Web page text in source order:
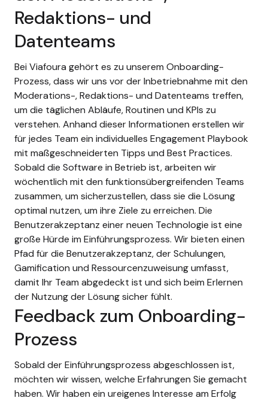
Redaktions- und
Datenteams
Bei Viafoura gehört es zu unserem Onboarding-
Prozess, dass wir uns vor der Inbetriebnahme mit den
Moderations-, Redaktions- und Datenteams treffen,
um die täglichen Abläufe, Routinen und KPIs zu
verstehen. Anhand dieser Informationen erstellen wir
für jedes Team ein individuelles Engagement Playbook
mit maßgeschneiderten Tipps und Best Practices.
Sobald die Software in Betrieb ist, arbeiten wir
wöchentlich mit den funktionsübergreifenden Teams
zusammen, um sicherzustellen, dass sie die Lösung
optimal nutzen, um ihre Ziele zu erreichen. Die
Benutzerakzeptanz einer neuen Technologie ist eine
große Hürde im Einführungsprozess. Wir bieten einen
Pfad für die Benutzerakzeptanz, der Schulungen,
Gamification und Ressourcenzuweisung umfasst,
damit Ihr Team abgedeckt ist und sich beim Erlernen
der Nutzung der Lösung sicher fühlt.
Feedback zum Onboarding-
Prozess
Sobald der Einführungsprozess abgeschlossen ist,
möchten wir wissen, welche Erfahrungen Sie gemacht
haben. Wir haben ein ureigenes Interesse am Erfolg